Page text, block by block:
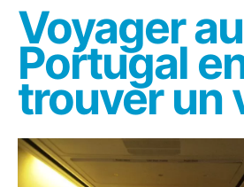
Voyager au
Portugal
trouver un